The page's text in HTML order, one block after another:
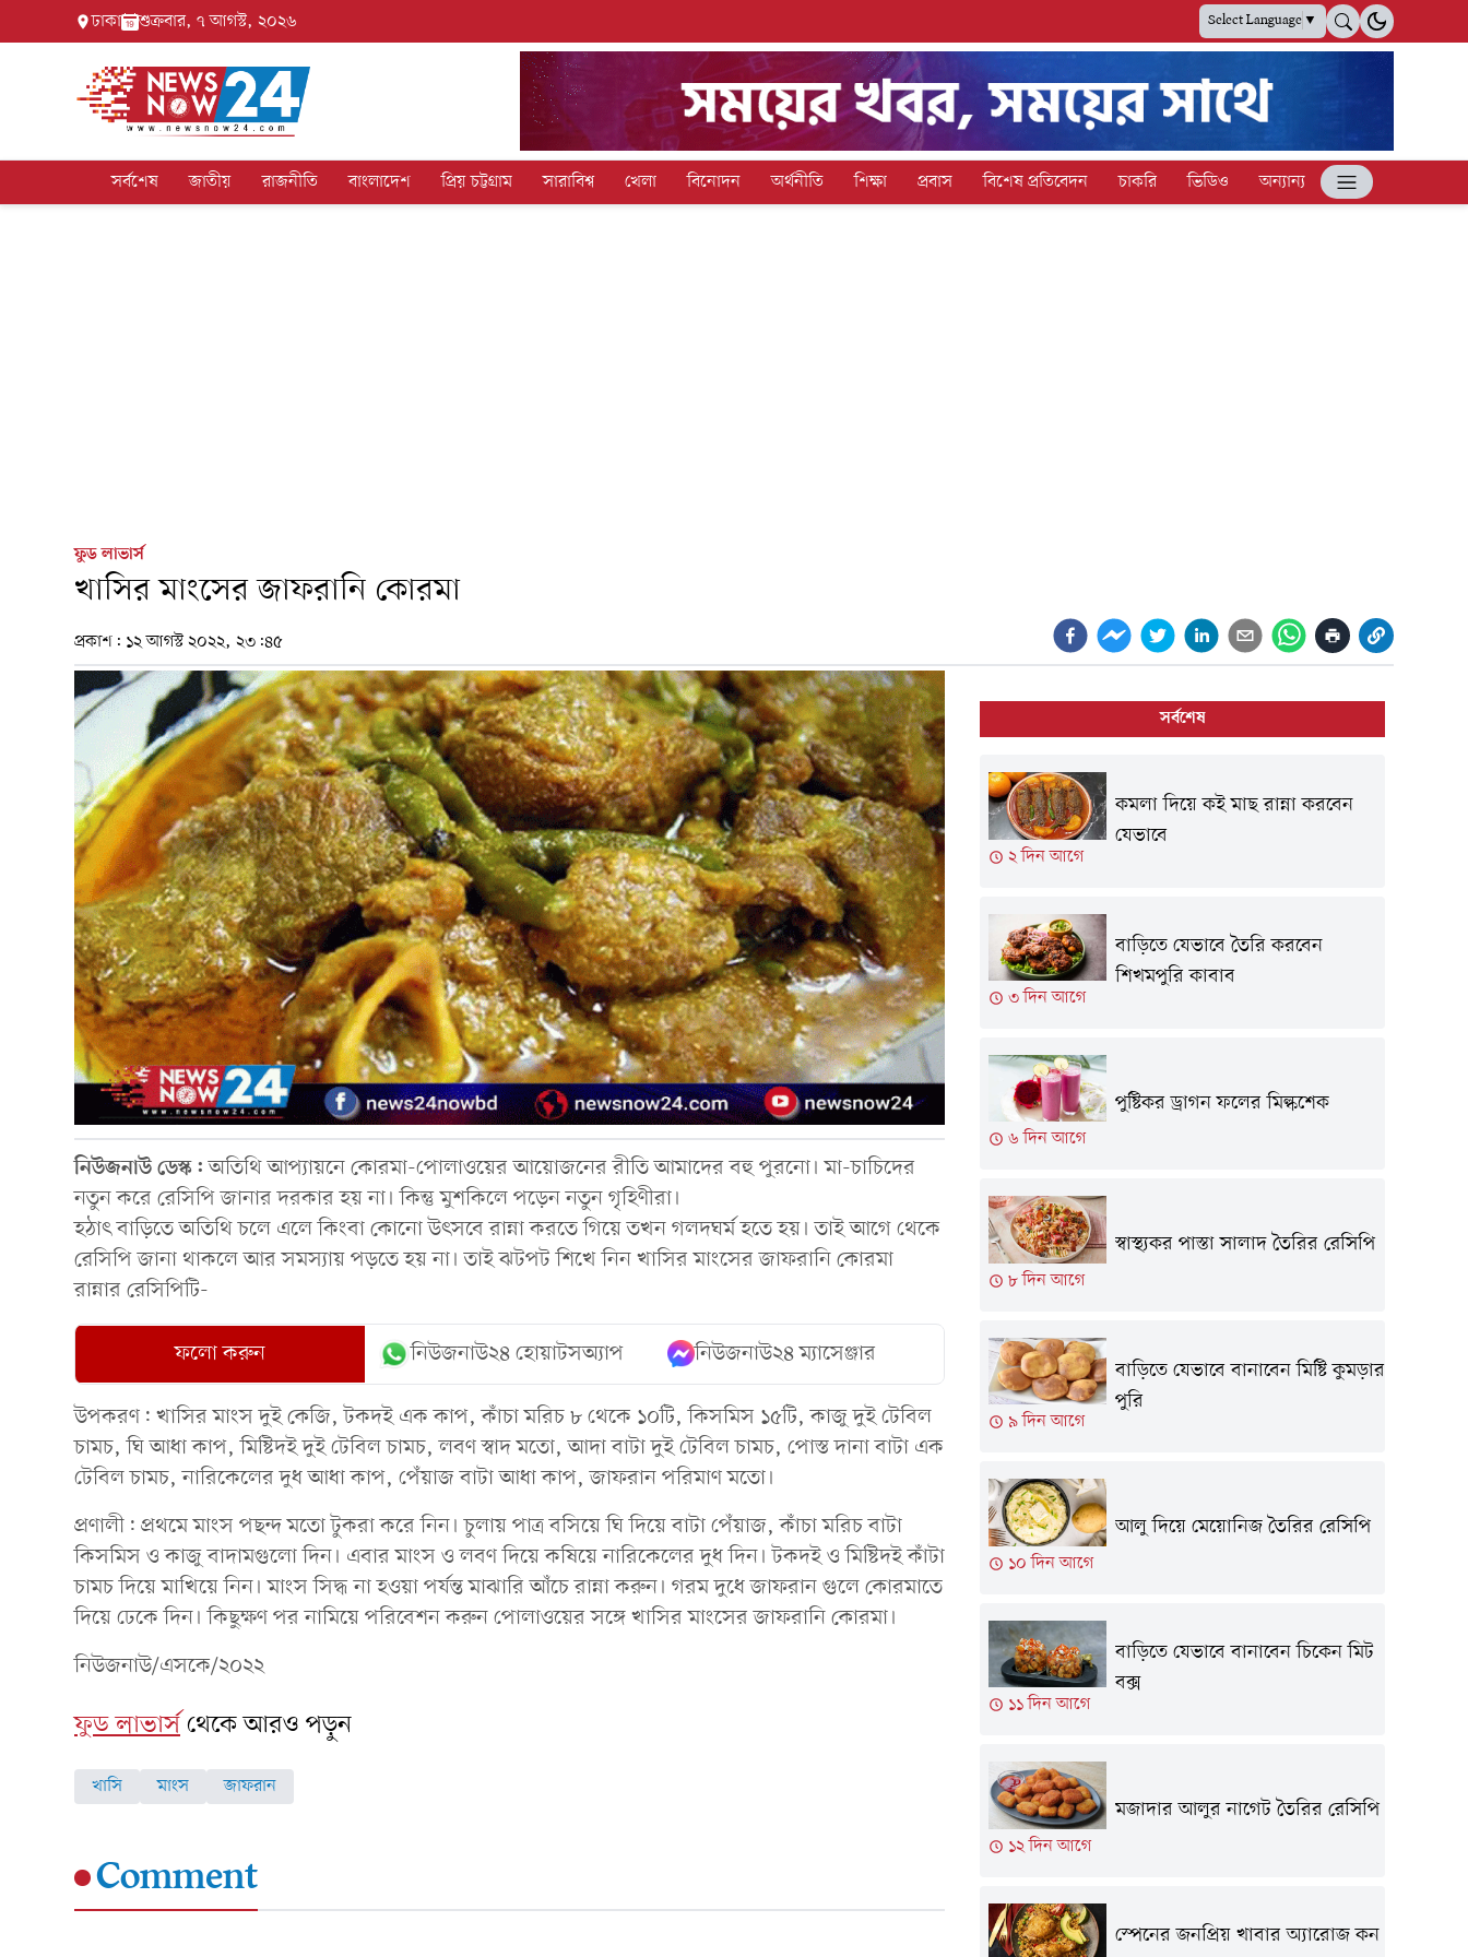
ঢাকা শুক্রবার, ৭ আগস্ট, ২০২৬ Select Language▼
সর্বশেষ জাতীয় রাজনীতি বাংলাদেশ প্রিয় চট্টগ্রাম সারাবিশ্ব খেলা বিনোদন অর্থনীতি শিক্ষা প্রবাস বিশেষ প্রতিবেদন চাকরি ভিডিও অন্যান্য
ফুড লাভার্স
খাসির মাংসের জাফরানি কোরমা
প্রকাশ: ১২ আগস্ট ২০২২, ২৩:৪৫
নিউজনাউ ডেস্ক:অতিথি আপ্যায়নে কোরমা-পোলাওয়ের আয়োজনের রীতি আমাদের বহু পুরনো। মা-চাচিদের
নতুন করে রেসিপি জানার দরকার হয় না। কিন্তু মুশকিলে পড়েন নতুন গৃহিণীরা।
হঠাৎ বাড়িতে অতিথি চলে এলে কিংবা কোনো উৎসবে রান্না করতে গিয়ে তখন গলদঘর্ম হতে হয়। তাই আগে থেকে
রেসিপি জানা থাকলে আর সমস্যায় পড়তে হয় না। তাই ঝটপট শিখে নিন খাসির মাংসের জাফরানি কোরমা
রান্নার রেসিপিটি-
ফলো করুন নিউজনাউ২৪ হোয়াটসঅ্যাপ নিউজনাউ২৪ ম্যাসেঞ্জার
উপকরণ: খাসির মাংস দুই কেজি, টকদই এক কাপ, কাঁচা মরিচ ৮ থেকে ১০টি, কিসমিস ১৫টি, কাজু দুই টেবিল
চামচ, ঘি আধা কাপ, মিষ্টিদই দুই টেবিল চামচ, লবণ স্বাদ মতো, আদা বাটা দুই টেবিল চামচ, পোস্ত দানা বাটা এক
টেবিল চামচ, নারিকেলের দুধ আধা কাপ, পেঁয়াজ বাটা আধা কাপ, জাফরান পরিমাণ মতো।
প্রণালী: প্রথমে মাংস পছন্দ মতো টুকরা করে নিন। চুলায় পাত্র বসিয়ে ঘি দিয়ে বাটা পেঁয়াজ, কাঁচা মরিচ বাটা
কিসমিস ও কাজু বাদামগুলো দিন। এবার মাংস ও লবণ দিয়ে কষিয়ে নারিকেলের দুধ দিন। টকদই ও মিষ্টিদই কাঁটা
চামচ দিয়ে মাখিয়ে নিন। মাংস সিদ্ধ না হওয়া পর্যন্ত মাঝারি আঁচে রান্না করুন। গরম দুধে জাফরান গুলে কোরমাতে
দিয়ে ঢেকে দিন। কিছুক্ষণ পর নামিয়ে পরিবেশন করুন পোলাওয়ের সঙ্গে খাসির মাংসের জাফরানি কোরমা।
নিউজনাউ/এসকে/২০২২
ফুড লাভার্সথেকে আরও পড়ুন
খাসি মাংস জাফরান
Comment
সর্বশেষ
২ দিন আগে
কমলা দিয়ে কই মাছ রান্না করবেন
যেভাবে
৩ দিন আগে
বাড়িতে যেভাবে তৈরি করবেন
শিখমপুরি কাবাব
৬ দিন আগে
পুষ্টিকর ড্রাগন ফলের মিল্কশেক
৮ দিন আগে
স্বাস্থ্যকর পাস্তা সালাদ তৈরির রেসিপি
৯ দিন আগে
বাড়িতে যেভাবে বানাবেন মিষ্টি কুমড়ার
পুরি
১০ দিন আগে
আলু দিয়ে মেয়োনিজ তৈরির রেসিপি
১১ দিন আগে
বাড়িতে যেভাবে বানাবেন চিকেন মিট
বক্স
১২ দিন আগে
মজাদার আলুর নাগেট তৈরির রেসিপি
স্পেনের জনপ্রিয় খাবার অ্যারোজ কন